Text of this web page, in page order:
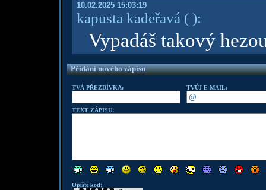
10.02.2025 15:03:19
kapusta kadeřavá ( ):
Vypadáš takový
Přidání nového zápisu
TVÁ PŘEZDÍVKA: TVŮJ E-MAIL:
TEXT ZÁPISU:
Opište kod: